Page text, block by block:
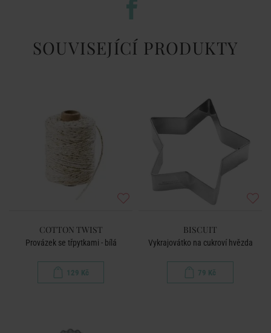
SOUVISEJÍCÍ PRODUKTY
COTTON TWIST
Provázek se třpytkami - bílá
129 Kč
BISCUIT
Vykrajovátko na cukroví hvězda
79 Kč